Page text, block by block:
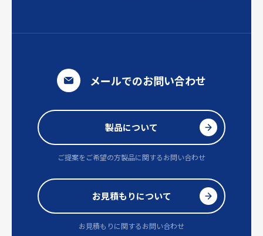
メールでのお問い合わせ
製品について
ご提案をご希望の方製品に関するお問い合わせ
お見積もりについて
お見積もりに関するお問い合わせ